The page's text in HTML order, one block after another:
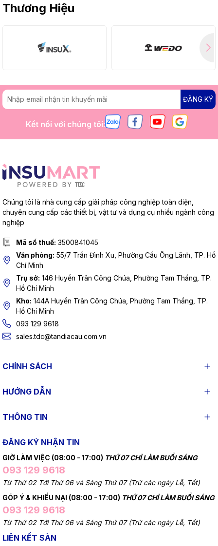
Thương Hiệu
ĐĂNG KÝ
Kết nối với chúng tôi:
Chúng tôi là nhà cung cấp giải pháp công nghiệp toàn diện,
chuyên cung cấp các thiết bị, vật tư và dụng cụ nhiều ngành công
nghiệp
Mã số thuế: 3500841045
Văn phòng: 55/7 Trần Đình Xu, Phường Cầu Ông Lãnh, TP. Hồ
Chí Minh
Trụ sở: 146 Huyền Trân Công Chúa, Phường Tam Thắng, TP.
Hồ Chí Minh
Kho: 144A Huyền Trân Công Chúa, Phường Tam Thắng, TP.
Hồ Chí Minh
093 129 9618
sales.tdc@tandiacau.com.vn
CHÍNH SÁCH
HƯỚNG DẪN
THÔNG TIN
ĐĂNG KÝ NHẬN TIN
GIỜ LÀM VIỆC (08:00 - 17:00) THỨ 07 CHỈ LÀM BUỔI SÁNG
093 129 9618
Từ Thứ 02 Tới Thứ 06 và Sáng Thứ 07 (Trừ các ngày Lễ, Tết)
GÓP Ý & KHIẾU NẠI (08:00 - 17:00) THỨ 07 CHỈ LÀM BUỔI SÁNG
093 129 9618
Từ Thứ 02 Tới Thứ 06 và Sáng Thứ 07 (Trừ các ngày Lễ, Tết)
LIÊN KẾT SÀN